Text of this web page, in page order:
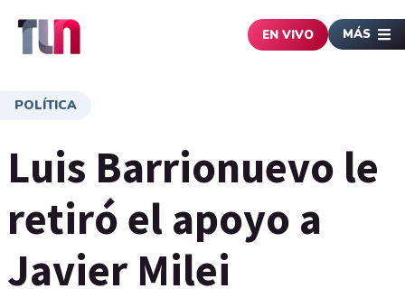
EN VIVO MÁS
POLÍTICA
Luis Barrionuevo le
retiró el apoyo a
Javier Milei